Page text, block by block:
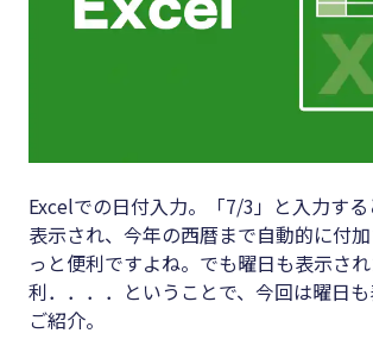
#電子帳簿保存法
#生産性向上
#採用
#人材育成
#店舗経営
#店舗経
#クラブ
オフ
Excelでの日付入力。「7/3」と入力す
表示され、今年の西暦まで自動的に付
っと便利ですよね。でも曜日も表示さ
利．．．．ということで、今回は曜日
ご紹介。